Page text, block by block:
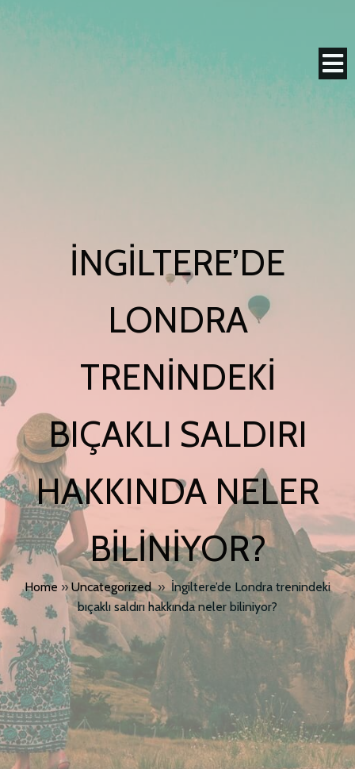
İNGILTERE’DE
LONDRA
TRENINDEKI
BIÇAKLI SALDIRI
HAKKINDA NELER
BILINIYOR?
Home »Uncategorized » İngiltere’de Londra trenindeki
bıçaklı saldırı hakkında neler biliniyor?